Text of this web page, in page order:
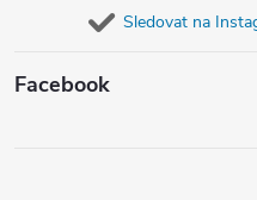
Sledovat na
Facebook